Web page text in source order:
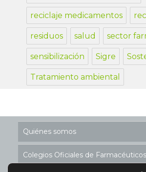
reciclaje medicamentos
residuos salud sector
sensibilización Sigre
Tratamiento ambiental
Quiénes somos
Colegios Oficiales de